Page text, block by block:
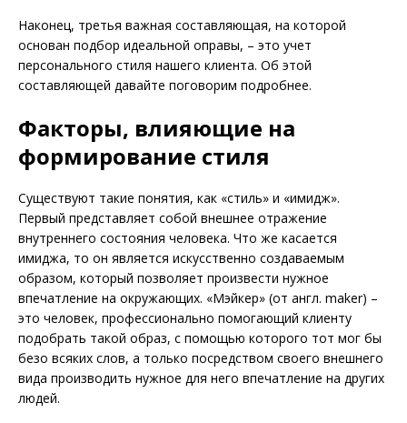
Наконец, третья важная составляющая, на которой
основан подбор идеальной оправы, – это учет
персонального стиля нашего клиента. Об этой
составляющей давайте поговорим подробнее.
Факторы, влияющие на
формирование стиля
Существуют такие понятия, как «стиль» и «имидж».
Первый представляет собой внешнее отражение
внутреннего состояния человека. Что же касается
имиджа, то он является искусственно создаваемым
образом, который позволяет произвести нужное
впечатление на окружающих. «Мэйкер» (от англ. maker) –
это человек, профессионально помогающий клиенту
подобрать такой образ, с помощью которого тот мог бы
безо всяких слов, а только посредством своего внешнего
вида производить нужное для него впечатление на других
людей.